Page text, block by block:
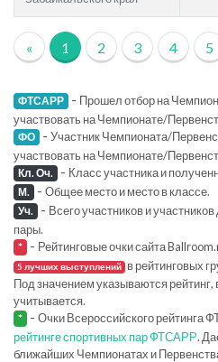
« 1 2 3 4 5
ФТСАРР - Прошел отбор на
участвовать на Чемпионате/
ФО - Участник Чемпионата/
участвовать на Чемпионате/
Кл. Оч. - Класс участника и
М. - Общее место и место в классе.
Уч. - Всего участников и
пары.
* - Рейтинговые очки сайта
5 лучших выступлений в рейтинговых
Под значением указываются рейтинг,
учитывается.
* - Очки Всероссийского рейтинга
рейтинге спортивных пар ФТСАРР.
ближайших Чемпионатах и